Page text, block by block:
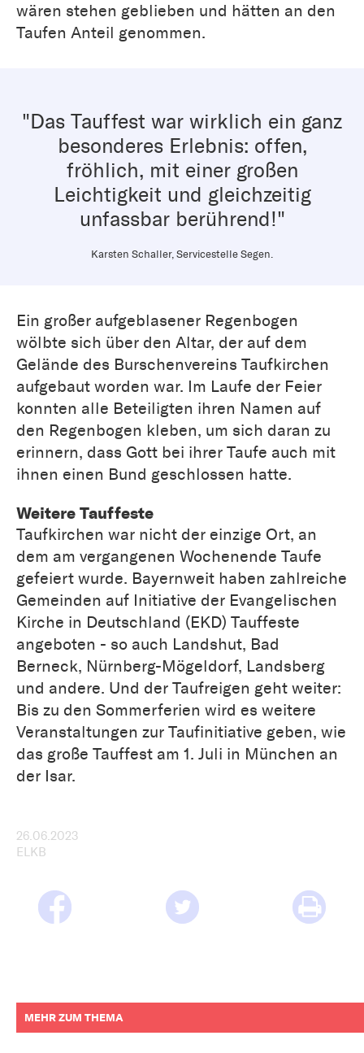
wären stehen geblieben und hätten an den
Taufen Anteil genommen.
"Das Tauffest war wirklich ein ganz
besonderes Erlebnis: offen,
fröhlich, mit einer großen
Leichtigkeit und gleichzeitig
unfassbar berührend!"
Karsten Schaller, Servicestelle Segen.
Ein großer aufgeblasener Regenbogen
wölbte sich über den Altar, der auf dem
Gelände des Burschenvereins Taufkirchen
aufgebaut worden war. Im Laufe der Feier
konnten alle Beteiligten ihren Namen auf
den Regenbogen kleben, um sich daran zu
erinnern, dass Gott bei ihrer Taufe auch mit
ihnen einen Bund geschlossen hatte.
Weitere Tauffeste
Taufkirchen war nicht der einzige Ort, an
dem am vergangenen Wochenende Taufe
gefeiert wurde. Bayernweit haben zahlreiche
Gemeinden auf Initiative der Evangelischen
Kirche in Deutschland (EKD) Tauffeste
angeboten - so auch Landshut, Bad
Berneck, Nürnberg-Mögeldorf, Landsberg
und andere. Und der Taufreigen geht weiter:
Bis zu den Sommerferien wird es weitere
Veranstaltungen zur Taufinitiative geben, wie
das große Tauffest am 1. Juli in München an
der Isar.
26.06.2023
ELKB
MEHR ZUM THEMA